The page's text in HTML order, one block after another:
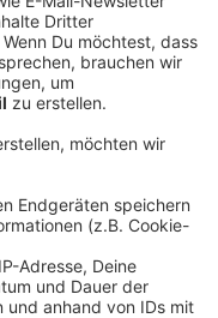
oder auchBosch.
(8:30)